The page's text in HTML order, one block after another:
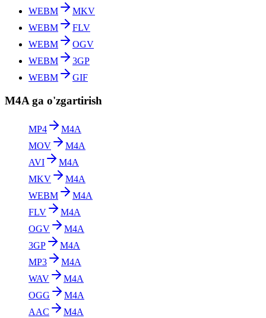
WEBM
MKV
WEBM
FLV
WEBM
OGV
WEBM
3GP
WEBM
GIF
M4A ga o'zgartirish
MP4
M4A
MOV
M4A
AVI
M4A
MKV
M4A
WEBM
M4A
FLV
M4A
OGV
M4A
3GP
M4A
MP3
M4A
WAV
M4A
OGG
M4A
AAC
M4A